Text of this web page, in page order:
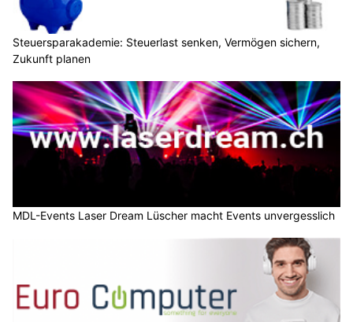
Steuersparakademie: Steuerlast senken, Vermögen sichern,
Zukunft planen
MDL-Events Laser Dream Lüscher macht Events unvergesslich